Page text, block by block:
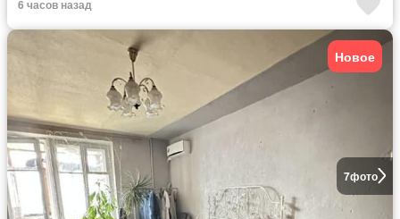
6 часов назад
7фото
Новое